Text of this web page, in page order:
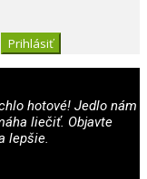
hotové! Jedlo nám
liečiť. Objavte
lepšie.